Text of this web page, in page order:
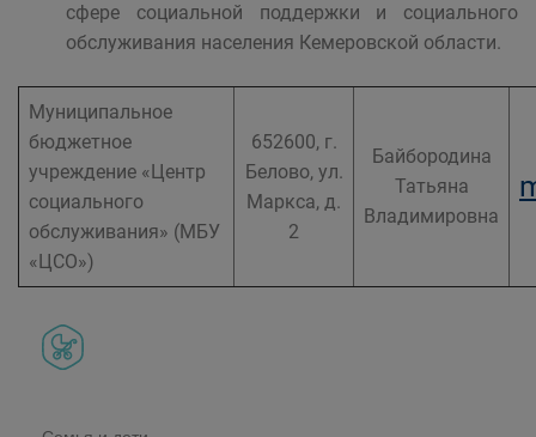
сфере социальной поддержки и социального
обслуживания населения Кемеровской области.
Муниципальное
бюджетное
учреждение «Центр
социального
обслуживания» (МБУ
«ЦСО»)
652600, г.
Белово, ул.
Маркса, д.
2
Байбородина
Татьяна
Владимировна